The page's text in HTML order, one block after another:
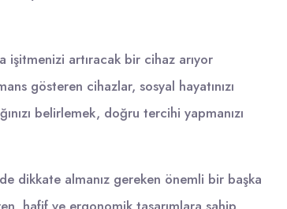
artıracak bir cihaz arıyor
gösteren cihazlar, sosyal hayatınızı
belirlemek, doğru tercihi yapmanızı
dikkate almanız gereken önemli bir başka